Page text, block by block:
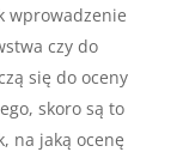
wprowadzenie
czy do
się do oceny
skoro są to
na jaką ocenę